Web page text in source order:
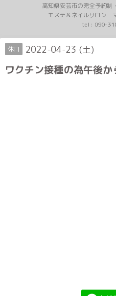
高知県安芸市の完全予約制
エステ＆ネイルサロン
tel : 090-
休日 2022-04-23 (土)
ワクチン接種の為午後